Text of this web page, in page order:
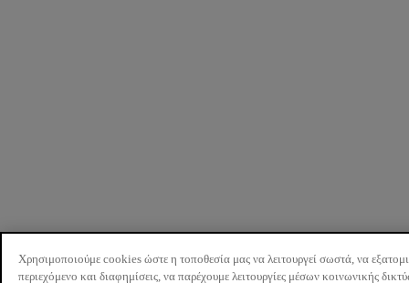
Χρησιμοποιούμε cookies ώστε η τοποθεσία μας να λειτουργεί σωστά, να
περιεχόμενο και διαφημίσεις, να παρέχουμε λειτουργίες μέσων κοινωνικής